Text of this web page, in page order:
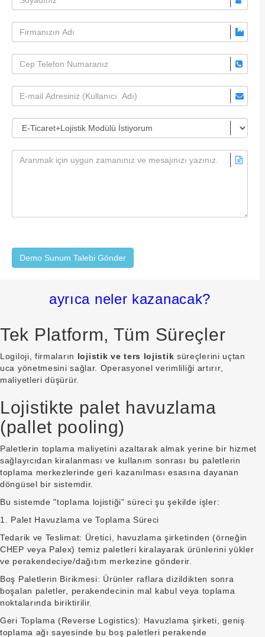
Demo Sunum Talebi Gönder
ayrıca neler kazanacak?
Tek Platform, Tüm Süreçler
Logiloji, firmaların lojistik ve ters lojistik süreçlerini uçtan
uca yönetmesini sağlar. Operasyonel verimliliği artırır,
maliyetleri düşürür.
Lojistikte palet havuzlama
(pallet pooling)
Paletlerin toplama maliyetini azaltarak almak yerine bir hizmet
sağlayıcıdan kiralanması ve kullanım sonrası bu paletlerin
toplama merkezlerinde geri kazanılması esasına dayanan
döngüsel bir sistemdir.
Bu sistemde "toplama lojistiği" süreci şu şekilde işler:
1. Palet Havuzlama ve Toplama Süreci
Tedarik ve Teslimat: Üretici, havuzlama şirketinden (örneğin
CHEP veya Palex) temiz paletleri kiralayarak ürünlerini yükler
ve perakendeciye/dağıtım merkezine gönderir.
Boş Paletlerin Birikmesi: Ürünler raflara dizildikten sonra
boşalan paletler, perakendecinin mal kabul veya toplama
noktalarında biriktirilir.
Geri Toplama (Reverse Logistics): Havuzlama şirketi, geniş
toplama ağı sayesinde bu boş paletleri perakende